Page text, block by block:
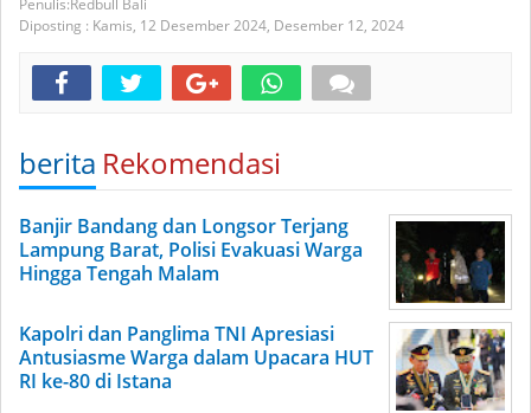
Redbull Bali
Diposting : Kamis, 12 Desember 2024, Desember 12, 2024
berita Rekomendasi
Banjir Bandang dan Longsor Terjang
Lampung Barat, Polisi Evakuasi Warga
Hingga Tengah Malam
Kapolri dan Panglima TNI Apresiasi
Antusiasme Warga dalam Upacara HUT
RI ke-80 di Istana